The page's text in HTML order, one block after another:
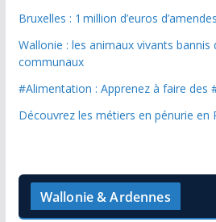
Bruxelles : 1 million d’euros
Wallonie : les animaux vivants bannis
communaux
#Alimentation : Apprenez à faire des
Découvrez les métiers en pénurie en
Wallonie & Ardennes